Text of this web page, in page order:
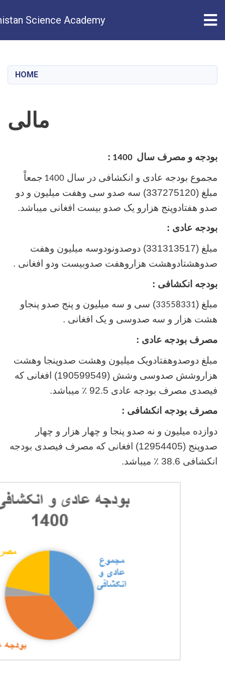
content
Science Academy
HOME
مالی
بودجه و مصرف سال 1400
:
مجموع بودجه عادی و انکشافی در سال 1400 جمعاْ
مبلغ (337275120) سه صدو سی وهفت میلیون و دو
صدو هفتادوپنج هزارو یک صدو بیست افغانی میباشد.
بودجه عادی :
مبلغ (331313517) دوصدونودوسه میلیون وهفت
صدوهشتادوهشت هزاروهفت صدوبیست ودو افغانی .
بودجه انکشافی :
مبلغ (33558331
) سی و سه میلیون و پنج صدو پنجاو
هشت هزار و سه صدوسی و یک افغانی .
مصرف بودجه عادی :
مبلغ دوصدوهفتادویک میلیون وهشت صدوپنجا وهشت
هزاروشش صدوسی وشش (
190599549) افغانی که
فیصدی مصرف بودجه عادی 92.5 ٪ میباشد.
مصرف بودجه انکشافی :
دوازده میلیون و نه صدو پنجا و چهار هزار و چهار
صدوپنج (
12954405) افغانی که مصرف فیصدی بودجه
انکشافی 38.6 ٪ میباشد.